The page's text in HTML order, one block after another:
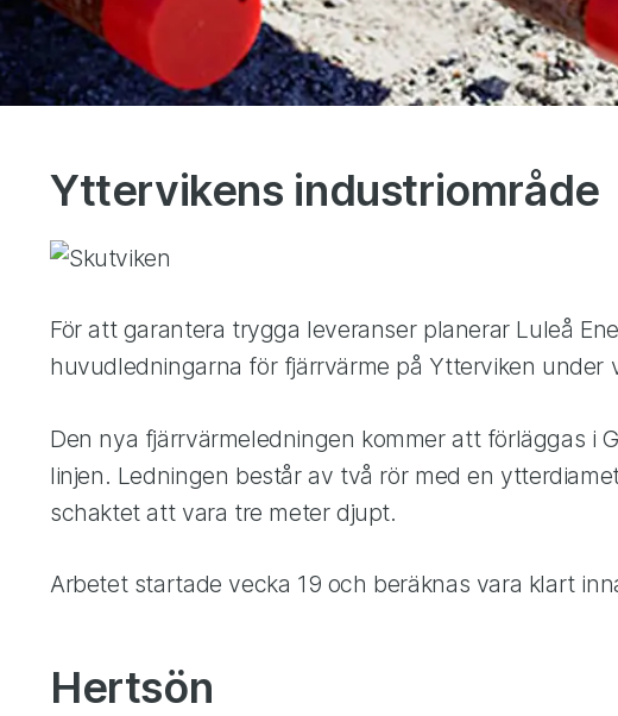
Yttervikens industriområde
För att garantera trygga leveranser planerar Luleå
huvudledningarna för fjärrvärme på Ytterviken under
Den nya fjärrvärmeledningen kommer att förläggas i
linjen. Ledningen består av två rör med en
schaktet att vara tre meter djupt.
Arbetet startade vecka 19 och beräknas vara klart
Hertsön